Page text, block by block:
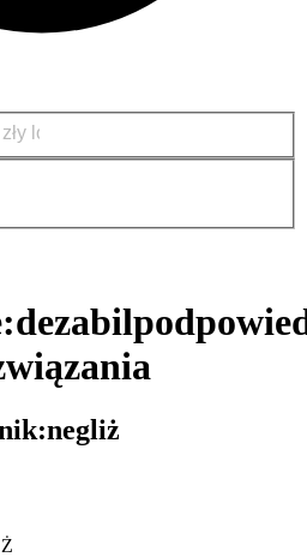
dezabil
negliż